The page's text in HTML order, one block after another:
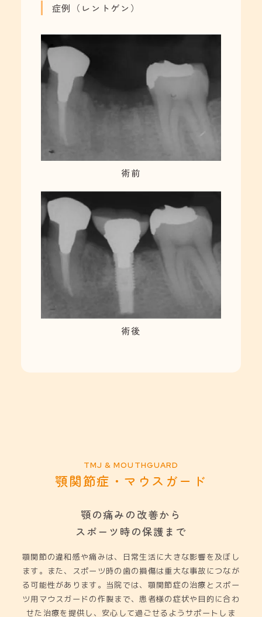
症例（レントゲン）
術前
術後
顎関節症・マウスガード
顎の痛みの改善から
スポーツ時の保護まで
顎関節の違和感や痛みは、日常生活に大きな影響を及ぼし
ます。また、スポーツ時の歯の損傷は重大な事故につなが
る可能性があります。当院では、顎関節症の治療とスポー
ツ用マウスガードの作製まで、患者様の症状や目的に合わ
せた治療を提供し、安心して過ごせるようサポートしま